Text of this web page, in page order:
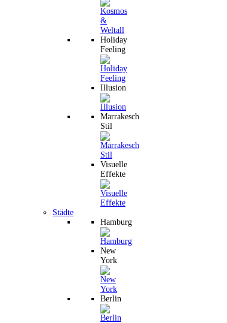
Holiday
Feeling
Illusion
Marrakesch
Stil
Visuelle
Effekte
Städte
Hamburg
New
York
Berlin